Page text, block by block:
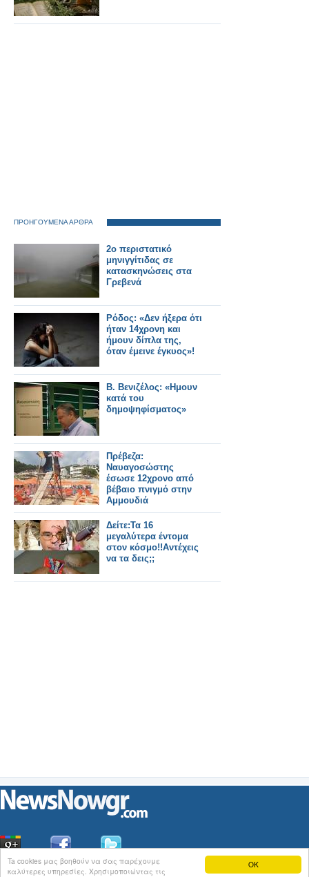
OK
Ta cookies μας βοηθούν να σας παρέχουμε
καλύτερες υπηρεσίες. Χρησιμοποιώντας τις
ΠΡΟΗΓΟΥΜΕΝΑ ΑΡΘΡΑ
2ο περιστατικό
μηνιγγίτιδας σε
κατασκηνώσεις στα
Γρεβενά
Ρόδος: «Δεν ήξερα ότι
ήταν 14χρονη και
ήμουν δίπλα της,
όταν έμεινε έγκυος»!
Β. Βενιζέλος: «Ημουν
κατά του
δημοψηφίσματος»
Πρέβεζα:
Ναυαγοσώστης
έσωσε 12χρονο από
βέβαιο πνιγμό στην
Αμμουδιά
Δείτε:Τα 16
μεγαλύτερα έντομα
στον κόσμο!!Αντέχεις
να τα δεις;;